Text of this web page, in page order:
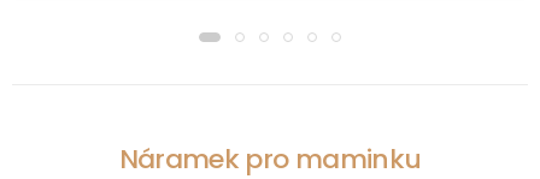
Náramek pro maminku